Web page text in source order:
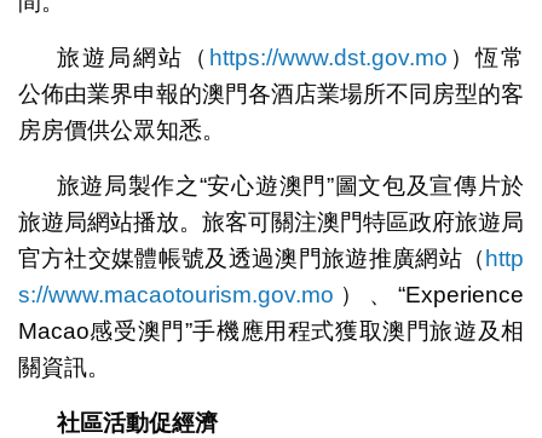
旅遊局網站（ https://www.dst.gov.mo ）恆常
公佈由業界申報的澳門各酒店業場所不同房型的客
房房價供公眾知悉。
旅遊局製作之“安心遊澳門”圖文包及宣傳片於
旅遊局網站播放。旅客可關注澳門特區政府旅遊局
官方社交媒體帳號及透過澳門旅遊推廣網站（http
s://www.macaotourism.gov.mo ）、“Experience
Macao感受澳門”手機應用程式獲取澳門旅遊及相
關資訊。
社區活動促經濟